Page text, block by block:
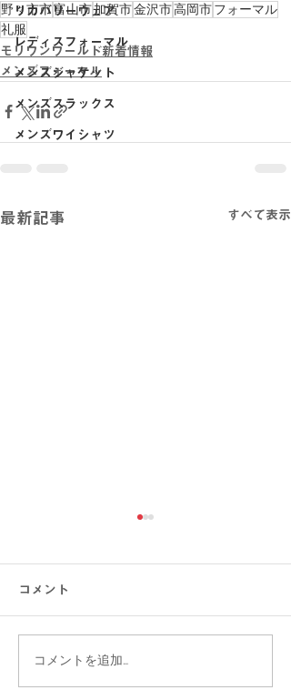
リカバリーウェア
レディスフォーマル
メンズジャケット
メンズスラックス
メンズワイシャツ
野々市市富山市加賀市金沢市高岡市フォーマル
礼服
モリワンワールド新着情報
メンズフォーマル
最新記事 すべて表示
【涼感コーデ特集】お盆
コメント
コメントを追加…